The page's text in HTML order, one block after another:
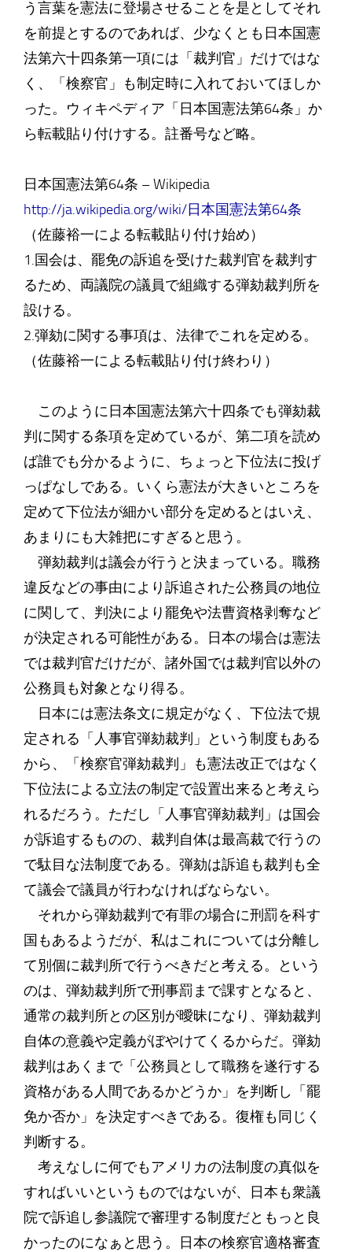
う言葉を憲法に登場させることを是としてそれ
を前提とするのであれば、少なくとも日本国憲
法第六十四条第一項には「裁判官」だけではな
く、「検察官」も制定時に入れておいてほしか
った。ウィキペディア「日本国憲法第64条」か
ら転載貼り付けする。註番号など略。
日本国憲法第64条 – Wikipedia
http://ja.wikipedia.org/wiki/日本国憲法第64条
（佐藤裕一による転載貼り付け始め）
1.国会は、罷免の訴追を受けた裁判官を裁判す
るため、両議院の議員で組織する弾劾裁判所を
設ける。
2.弾劾に関する事項は、法律でこれを定める。
（佐藤裕一による転載貼り付け終わり）
このように日本国憲法第六十四条でも弾劾裁
判に関する条項を定めているが、第二項を読め
ば誰でも分かるように、ちょっと下位法に投げ
っぱなしである。いくら憲法が大きいところを
定めて下位法が細かい部分を定めるとはいえ、
あまりにも大雑把にすぎると思う。
弾劾裁判は議会が行うと決まっている。職務
違反などの事由により訴追された公務員の地位
に関して、判決により罷免や法曹資格剥奪など
が決定される可能性がある。日本の場合は憲法
では裁判官だけだが、諸外国では裁判官以外の
公務員も対象となり得る。
日本には憲法条文に規定がなく、下位法で規
定される「人事官弾劾裁判」という制度もある
から、「検察官弾劾裁判」も憲法改正ではなく
下位法による立法の制定で設置出来ると考えら
れるだろう。ただし「人事官弾劾裁判」は国会
が訴追するものの、裁判自体は最高裁で行うの
で駄目な法制度である。弾劾は訴追も裁判も全
て議会で議員が行わなければならない。
それから弾劾裁判で有罪の場合に刑罰を科す
国もあるようだが、私はこれについては分離し
て別個に裁判所で行うべきだと考える。という
のは、弾劾裁判所で刑事罰まで課すとなると、
通常の裁判所との区別が曖昧になり、弾劾裁判
自体の意義や定義がぼやけてくるからだ。弾劾
裁判はあくまで「公務員として職務を遂行する
資格がある人間であるかどうか」を判断し「罷
免か否か」を決定すべきである。復権も同じく
判断する。
考えなしに何でもアメリカの法制度の真似を
すればいいというものではないが、日本も衆議
院で訴追し参議院で審理する制度だともっと良
かったのになぁと思う。日本の検察官適格審査